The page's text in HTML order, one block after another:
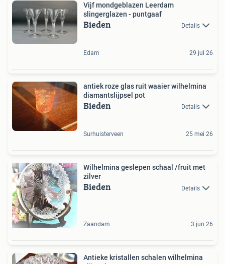
Vijf mondgeblazen Leerdam
slingerglazen - puntgaaf
Bieden Details
Edam 29 jul 26
antiek roze glas ruit waaier wilhelmina
diamantslijpsel pot
Bieden Details
Surhuisterveen 25 mei 26
Wilhelmina geslepen schaal /fruit met
zilver
Bieden Details
Zaandam 3 jun 26
Antieke kristallen schalen wilhelmina